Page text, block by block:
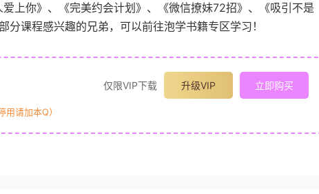
上你》、《完美约会计划》、《微信撩妹72招》、《吸引不是
课程感兴趣的兄弟，可以前往泡学书籍专区学习！
仅限VIP下载 升级VIP 立即购买
请加本Q）